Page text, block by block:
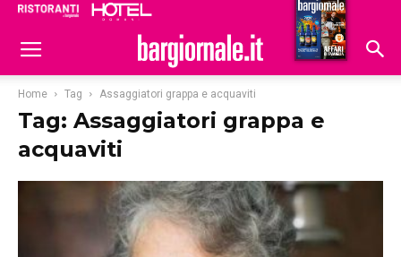
Hoteldomani
Home Tag Assaggiatori grappa e acquaviti
Tag: Assaggiatori grappa e
acquaviti